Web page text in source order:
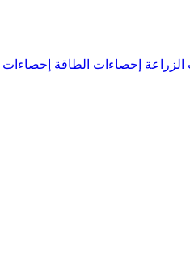
إحصاءات الطاقة إحصاءات